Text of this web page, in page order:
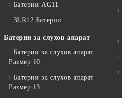
Батерии AG11
3LR12 Батерии
Батерии за слухов апарат
Батерии за слухов апарат
Размер 10
Батерии за слухов апарат
Размер 13